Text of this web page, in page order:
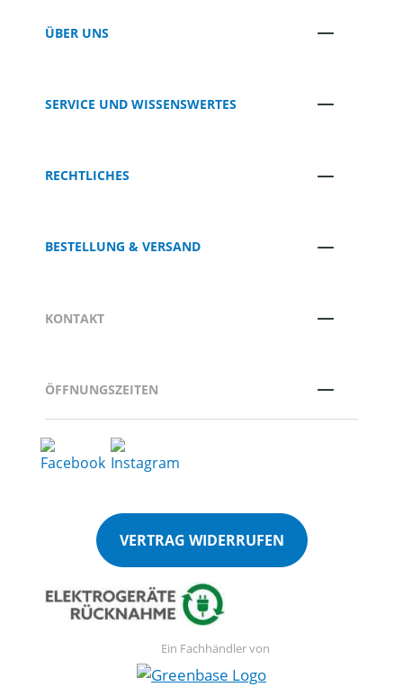
ÜBER UNS
SERVICE UND WISSENSWERTES
RECHTLICHES
BESTELLUNG & VERSAND
KONTAKT
ÖFFNUNGSZEITEN
VERTRAG WIDERRUFEN
Ein Fachhändler von